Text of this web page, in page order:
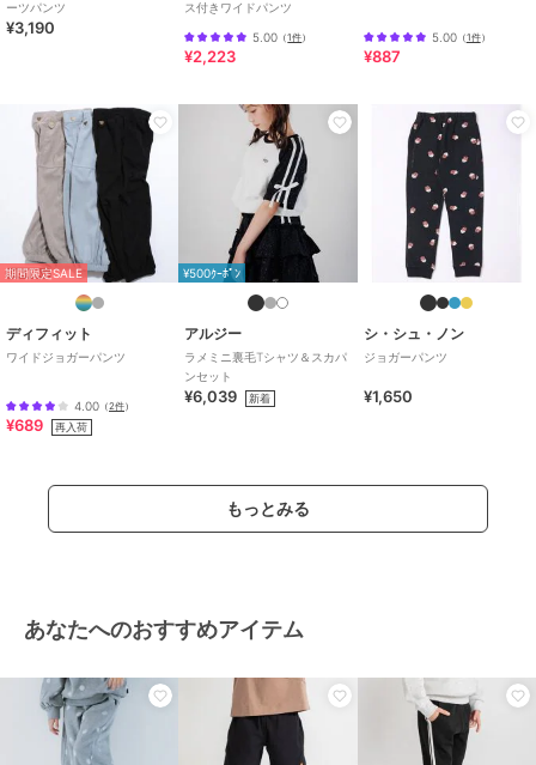
商品のお取り扱い方法
特徴
パンツ
ナイロン
チェック柄 /ワイド・
テーパード
カジュアル
その他パンツ
ナイロン/綿・コットン素材
ポリエステル素材
/レーヨン素材
/無地/チェック柄/ワイド・
テーパード
イズ/カジュアル
原産国 中国製
ーツパンツ
¥3,190
ス付きワイドパンツ
5.00 （1件）
¥2,223
5.00（1件）
¥887
期間限定SALE
ディフィット
ワイドジョガーパンツ
4.00 （2件）
¥689 再入荷
¥500ｸｰﾎﾟﾝ
アルジー
ラメミニ裏毛Tシャツ＆スカパ
ンセット
¥6,039 新着
シ・シュ・ノン
ジョガーパンツ
¥1,650
もっとみる
あなたへのおすすめアイテム